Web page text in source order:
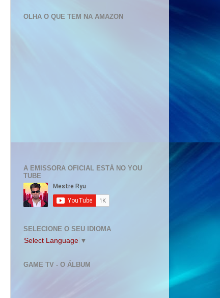
OLHA O QUE TEM NA AMAZON
A EMISSORA OFICIAL ESTÁ NO YOU
TUBE
SELECIONE O SEU IDIOMA
Select Language ▼
GAME TV - O ÁLBUM